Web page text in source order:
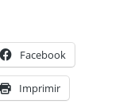
Facebook
Imprimir